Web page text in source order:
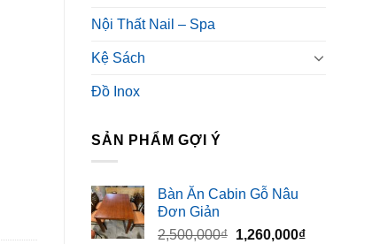
Nội Thất Nail – Spa
Kệ Sách
Đồ Inox
SẢN PHẨM GỢI Ý
Bàn Ăn Cabin Gỗ Nâu
Đơn Giản
2,500,000₫ Giá
1,260,000₫Giá